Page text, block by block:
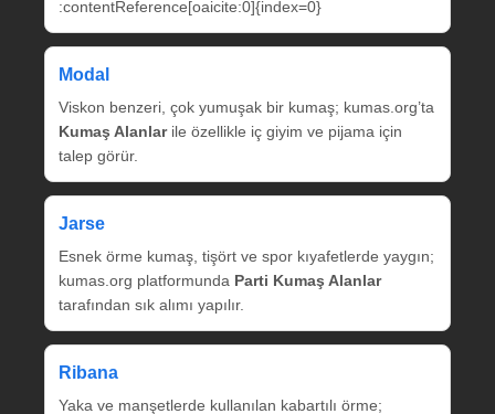
:contentReference[oaicite:0]{index=0}
Modal
Viskon benzeri, çok yumuşak bir kumaş; kumas.org’ta
Kumaş Alanlarile özellikle iç giyim ve pijama için
talep görür.
Jarse
Esnek örme kumaş, tişört ve spor kıyafetlerde yaygın;
kumas.org platformunda Parti Kumaş Alanlar
tarafından sık alımı yapılır.
Ribana
Yaka ve manşetlerde kullanılan kabartılı örme;